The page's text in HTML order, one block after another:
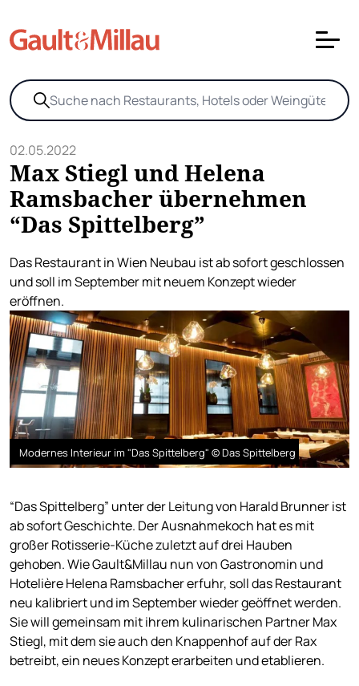
02.05.2022
Max Stiegl und Helena
Ramsbacher übernehmen
“Das Spittelberg”
Das Restaurant in Wien Neubau ist ab sofort geschlossen
und soll im September mit neuem Konzept wieder
eröffnen.
Modernes Interieur im "Das Spittelberg" © Das Spittelberg
“Das Spittelberg” unter der Leitung von Harald Brunner ist
ab sofort Geschichte. Der Ausnahmekoch hat es mit
großer Rotisserie-Küche zuletzt auf drei Hauben
gehoben. Wie Gault&Millau nun von Gastronomin und
Hotelière Helena Ramsbacher erfuhr, soll das Restaurant
neu kalibriert und im September wieder geöffnet werden.
Sie will gemeinsam mit ihrem kulinarischen Partner Max
Stiegl, mit dem sie auch den Knappenhof auf der Rax
betreibt, ein neues Konzept erarbeiten und etablieren.